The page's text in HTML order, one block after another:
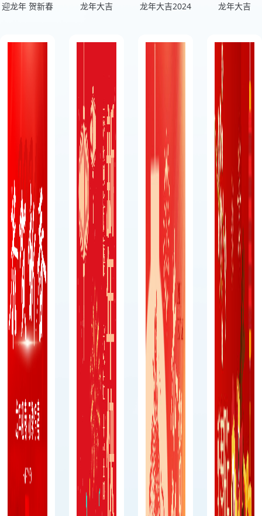
迎龙年 贺新春 龙年大吉 龙年大吉2024 龙年大吉